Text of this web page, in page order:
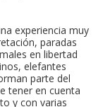
experiencia muy
paradas
en libertad
elefantes
parte del
tener en cuenta
y con varias